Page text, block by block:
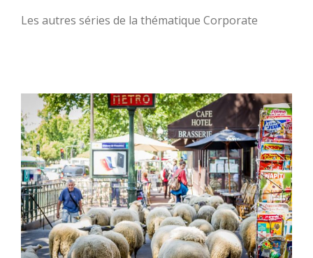
Les autres séries de la thématique Corporate
Développement durable,
économie solidaire